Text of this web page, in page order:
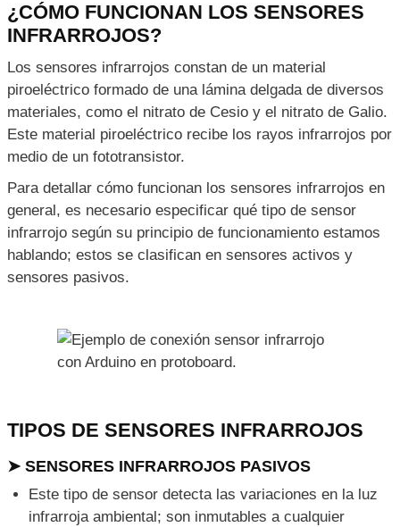
¿CÓMO FUNCIONAN LOS SENSORES
INFRARROJOS?
Los sensores infrarrojos constan de un material
piroeléctrico formado de una lámina delgada de diversos
materiales, como el nitrato de Cesio y el nitrato de Galio.
Este material piroeléctrico recibe los rayos infrarrojos por
medio de un fototransistor.
Para detallar cómo funcionan los sensores infrarrojos en
general, es necesario especificar qué tipo de sensor
infrarrojo según su principio de funcionamiento estamos
hablando; estos se clasifican en sensores activos y
sensores pasivos.
TIPOS DE SENSORES INFRARROJOS
➤ SENSORES INFRARROJOS PASIVOS
Este tipo de sensor detecta las variaciones en la luz
infrarroja ambiental; son inmutables a cualquier